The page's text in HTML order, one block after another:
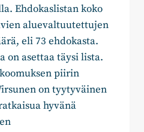
Ehdokaslistan koko
aluevaltuutettujen
eli 73 ehdokasta.
on asettaa täysi lista.
piirin
on tyytyväinen
hyvänä